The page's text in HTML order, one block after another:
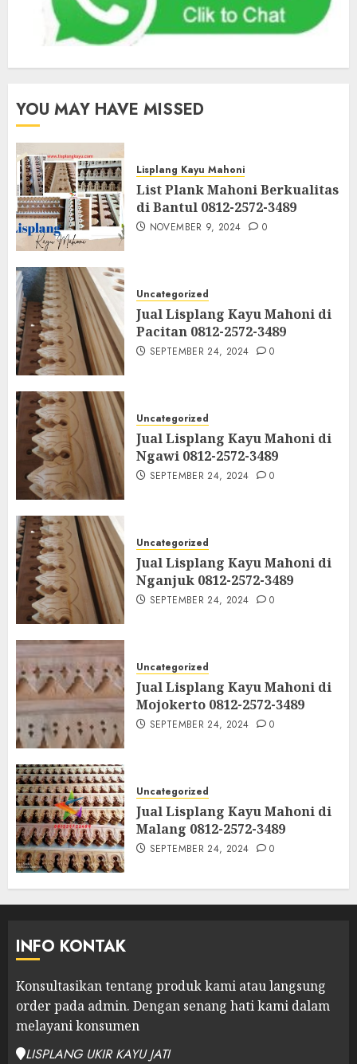
YOU MAY HAVE MISSED
Lisplang Kayu Mahoni
List Plank Mahoni Berkualitas
di Bantul 0812-2572-3489
NOVEMBER 9, 2024 0
Uncategorized
Jual Lisplang Kayu Mahoni di
Pacitan 0812-2572-3489
SEPTEMBER 24, 2024 0
Uncategorized
Jual Lisplang Kayu Mahoni di
Ngawi 0812-2572-3489
SEPTEMBER 24, 2024 0
Uncategorized
Jual Lisplang Kayu Mahoni di
Nganjuk 0812-2572-3489
SEPTEMBER 24, 2024 0
Uncategorized
Jual Lisplang Kayu Mahoni di
Mojokerto 0812-2572-3489
SEPTEMBER 24, 2024 0
Uncategorized
Jual Lisplang Kayu Mahoni di
Malang 0812-2572-3489
SEPTEMBER 24, 2024 0
INFO KONTAK
Konsultasikan tentang produk kami atau langsung
order pada admin. Dengan senang hati kami dalam
melayani konsumen
LISPLANG UKIR KAYU JATI